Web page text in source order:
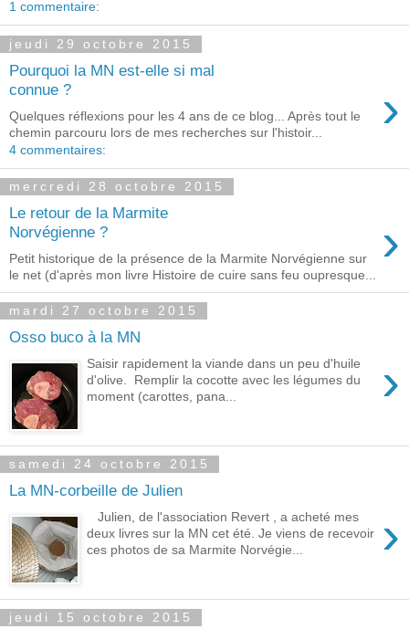
1 commentaire:
jeudi 29 octobre 2015
Pourquoi la MN est-elle si mal
connue ?
›
Quelques réflexions pour les 4 ans de ce blog... Après tout le
chemin parcouru lors de mes recherches sur l'histoir...
4 commentaires:
mercredi 28 octobre 2015
Le retour de la Marmite
Norvégienne ?
›
Petit historique de la présence de la Marmite Norvégienne sur
le net (d'après mon livre Histoire de cuire sans feu oupresque...
mardi 27 octobre 2015
Osso buco à la MN
›
Saisir rapidement la viande dans un peu d'huile
d'olive. Remplir la cocotte avec les légumes du
moment (carottes, pana...
samedi 24 octobre 2015
La MN-corbeille de Julien
›
Julien, de l'association Revert , a acheté mes
deux livres sur la MN cet été. Je viens de recevoir
ces photos de sa Marmite Norvégie...
jeudi 15 octobre 2015